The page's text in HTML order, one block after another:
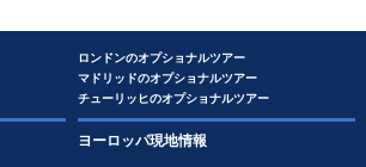
ロンドンのオプショナルツアー
マドリッドのオプショナルツアー
チューリッヒのオプショナルツアー
ヨーロッパ現地情報